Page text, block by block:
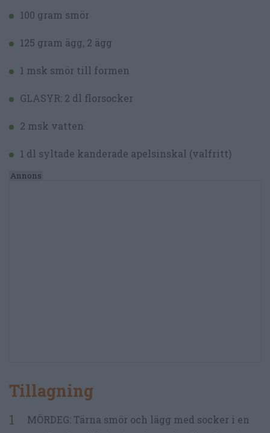
100 gram smör
125 gram ägg, 2 ägg
1 msk smör till formen
GLASYR: 2 dl florsocker
2 msk vatten
1 dl syltade kanderade apelsinskal (valfritt)
Tillagning
MÖRDEG: Tärna smör och lägg med socker i en